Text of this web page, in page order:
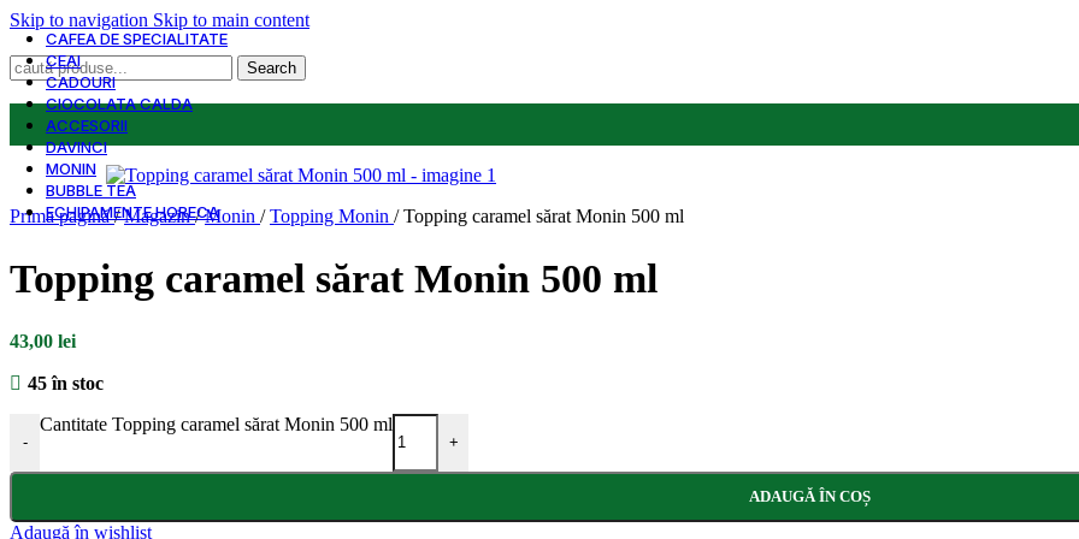
Skip to navigation Skip to main content
Search
CAFEA DE SPECIALITATE
CEAI
CADOURI
CIOCOLATA CALDA
ACCESORII
DAVINCI
MONIN
BUBBLE TEA
ECHIPAMENTE HORECA
Prima pagină/ Magazin/ Monin / Topping Monin / Topping caramel sărat Monin 500 ml
Topping caramel sărat Monin 500 ml
43,00 lei
45 în stoc
-
Cantitate Topping caramel sărat Monin 500 ml
+
ADAUGĂ ÎN COȘ
Adaugă în wishlist